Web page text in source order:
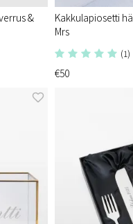
&
Kakkulapiosetti
Mrs
(1)
€50